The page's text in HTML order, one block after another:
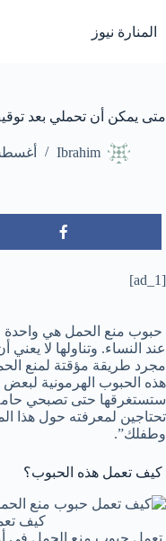
إلى
المحتوى
المنارة نيوز
متى يمكن أن تحملي بعد
Ibrahim أغسطس
[ad_1]
حبوب منع الحمل هي واحدة
عند النساء. وتناولها لا يعني
مجرد طريقة مؤقتة لمنع
هذه الحبوب الهرمونية
ستستغرقها حتى تصبحي
تحتاجين لمعرفته حول هذا
وطفلك”.
كيف تعمل هذه الحبوب؟
كيف
تعمل حبوب منع الحمل في